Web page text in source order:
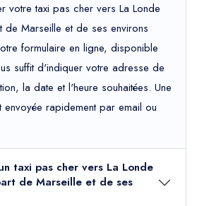
votre taxi pas cher vers La Londe
de Marseille et de ses environs
formulaire en ligne, disponible
suffit d'indiquer votre adresse de
la date et l'heure souhaitées. Une
envoyée rapidement par email ou
taxi pas cher vers La Londe
de Marseille et de ses